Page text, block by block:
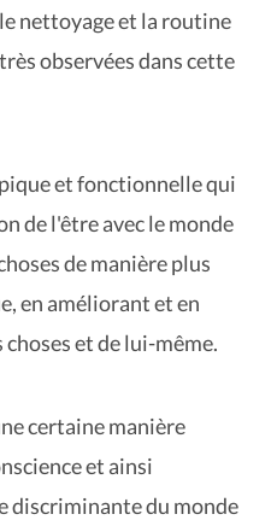
nettoyage et la routine
observées dans cette
et fonctionnelle qui
de l'être avec le monde
de manière plus
en améliorant et en
et de lui-même.
certaine manière
et ainsi
discriminante du monde